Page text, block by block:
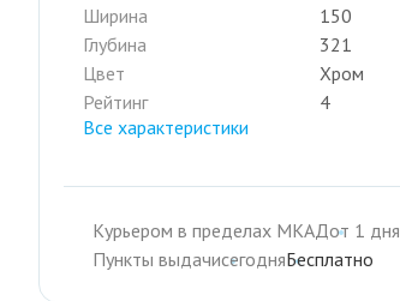
Ширина
150
Глубина
321
Цвет
Хром
Рейтинг
4
Все характеристики
Курьером в пределах МКАДот 1 дня
Пункты выдачисегодняБесплатно